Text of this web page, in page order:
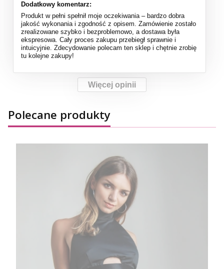
Dodatkowy komentarz:
Produkt w pełni spełnił moje oczekiwania – bardzo dobra
jakość wykonania i zgodność z opisem. Zamówienie zostało
zrealizowane szybko i bezproblemowo, a dostawa była
ekspresowa. Cały proces zakupu przebiegł sprawnie i
intuicyjnie. Zdecydowanie polecam ten sklep i chętnie zrobię
tu kolejne zakupy!
Więcej opinii
Polecane produkty